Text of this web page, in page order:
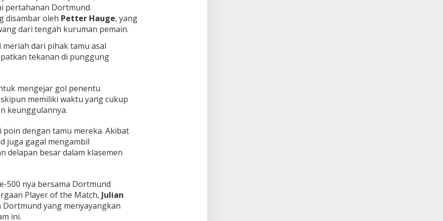
pertahanan Dortmund.
disambar oleh Petter Hauge, yang
dari tengah kuruman pemain.
dari pihak tamu asal
tekanan di punggung
mengejar gol penentu
memiliki waktu yang cukup
keunggulannya.
dengan tamu mereka. Akibat
juga gagal mengambil
delapan besar dalam klasemen
500 nya bersama Dortmund
Player of the Match, Julian
yang menyayangkan
ini.